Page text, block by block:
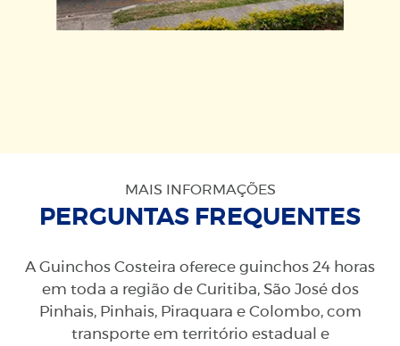
MAIS INFORMAÇÕES
PERGUNTAS FREQUENTES
A Guinchos Costeira oferece guinchos 24 horas
em toda a região de Curitiba, São José dos
Pinhais, Pinhais, Piraquara e Colombo, com
transporte em território estadual e